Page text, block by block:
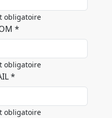
obligatoire
*
obligatoire
*
obligatoire